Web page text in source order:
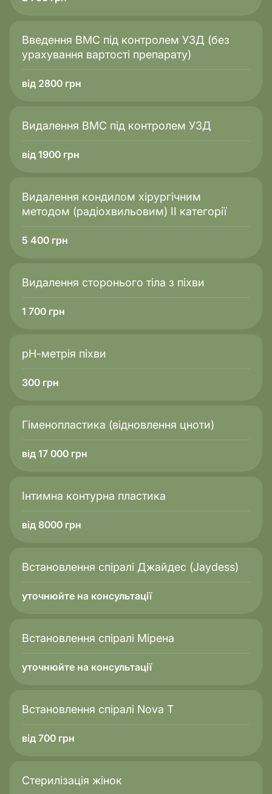
Введення ВМС під контролем УЗД (без
урахування вартості препарату)
від 2800 грн
Видалення ВМС під контролем УЗД
від 1900 грн
Видалення кондилом хірургічним
методом (радіохвильовим) ІІ категорії
5 400 грн
Видалення сторонього тіла з піхви
1 700 грн
pН-метрія піхви
300 грн
Гіменопластика (відновлення цноти)
від 17 000 грн
Інтимна контурна пластика
від 8000 грн
Встановлення спіралі Джайдес (Jaydess)
уточнюйте на консультації
Встановлення спіралі Мірена
уточнюйте на консультації
Встановлення спіралі Nova T
від 700 грн
Стерилізація жінок